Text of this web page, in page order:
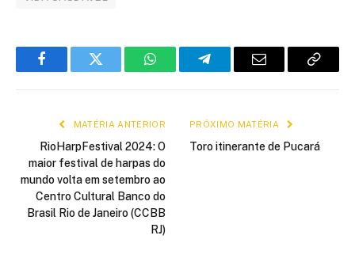
FacebookTwitter WhatsAppTelegramE-
Copiar
MATÉRIA ANTERIOR
RioHarpFestival 2024: O
maior festival de harpas do
mundo volta em setembro ao
Centro Cultural Banco do
Brasil Rio de Janeiro (CCBB
RJ)
PRÓXIMO MATÉRIA
Toro itinerante de Pucará